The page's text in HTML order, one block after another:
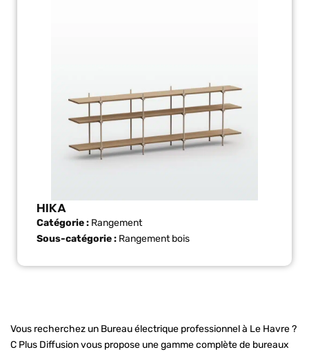
HIKA
Catégorie : Rangement
Sous-catégorie : Rangement bois
Vous recherchez un Bureau électrique professionnel à Le Havre ?
C Plus Diffusion vous propose une gamme complète de bureaux